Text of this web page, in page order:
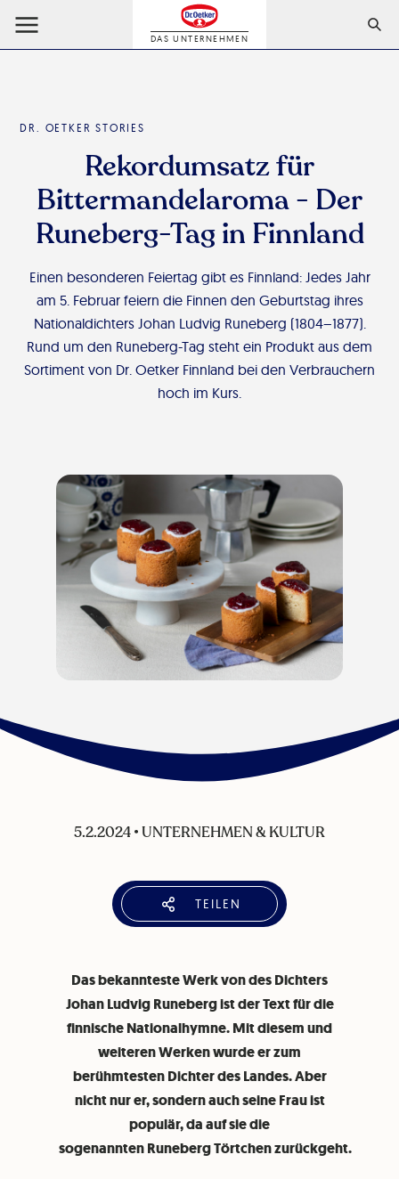
DAS UNTERNEHMEN
DR. OETKER STORIES
Rekordumsatz für
Bittermandelaroma - Der
Runeberg-Tag in Finnland
Einen besonderen Feiertag gibt es Finnland: Jedes Jahr
am 5. Februar feiern die Finnen den Geburtstag ihres
Nationaldichters Johan Ludvig Runeberg (1804–1877).
Rund um den Runeberg-Tag steht ein Produkt aus dem
Sortiment von Dr. Oetker Finnland bei den Verbrauchern
hoch im Kurs.
5.2.2024•UNTERNEHMEN & KULTUR
TEILEN
Das bekannteste Werk von des Dichters
Johan Ludvig Runeberg ist der Text für die
finnische Nationalhymne. Mit diesem und
weiteren Werken wurde er zum
berühmtesten Dichter des Landes. Aber
nicht nur er, sondern auch seine Frau ist
populär, da auf sie die
sogenannten Runeberg Törtchen zurückgeht.